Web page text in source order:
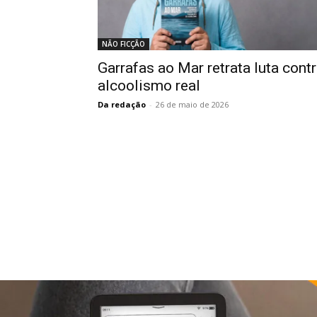
NÃO FICÇÃO
Garrafas ao Mar retrata luta
alcoolismo real
Da redação - 26 de maio de 2026